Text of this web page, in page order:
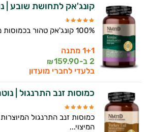
קונג'אק לתחושת שובע |
100% קונג'אק טהור בכמוסות מופק בתהליך מיצוי...
1+1 מתנה
2 ב-
159.90
₪
בלעדי לחברי מועדון
כמוסות זנב התרנגול |
כמוסות זנב התרנגול המיוצרות
המיצוי...